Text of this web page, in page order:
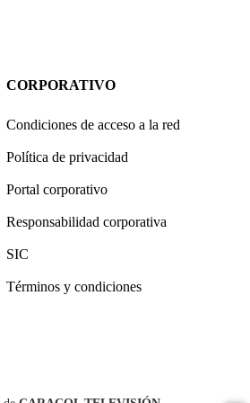
CORPORATIVO
Condiciones de acceso a la red
Política de privacidad
Portal corporativo
Responsabilidad corporativa
SIC
Términos y condiciones